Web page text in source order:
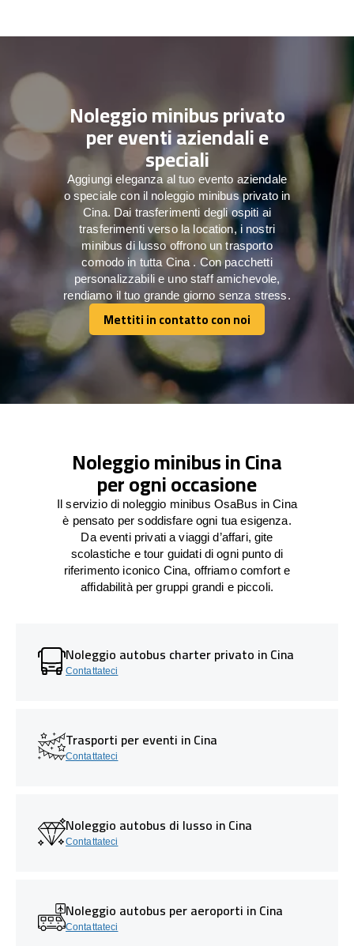
Noleggio minibus privato
per eventi aziendali e
speciali
Aggiungi eleganza al tuo evento aziendale
o speciale con il noleggio minibus privato in
Cina. Dai trasferimenti degli ospiti ai
trasferimenti verso la location, i nostri
minibus di lusso offrono un trasporto
comodo in tutta Cina . Con pacchetti
personalizzabili e uno staff amichevole,
rendiamo il tuo grande giorno senza stress.
Mettiti in contatto con noi
Mettiti in contatto con noi
Noleggio minibus in Cina
per ogni occasione
Il servizio di noleggio minibus OsaBus in Cina
è pensato per soddisfare ogni tua esigenza.
Da eventi privati a viaggi d’affari, gite
scolastiche e tour guidati di ogni punto di
riferimento iconico Cina, offriamo comfort e
affidabilità per gruppi grandi e piccoli.
Noleggio autobus charter privato in Cina
Contattateci
Trasporti per eventi in Cina
Contattateci
Noleggio autobus di lusso in Cina
Contattateci
Noleggio autobus per aeroporti in Cina
Contattateci